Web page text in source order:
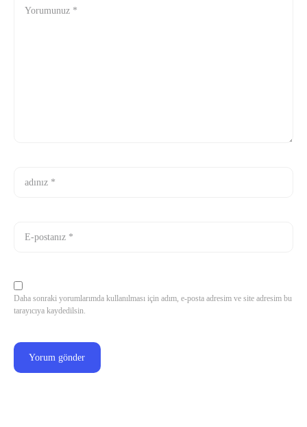
Daha sonraki yorumlarımda kullanılması için adım, e-posta adresim ve site adresim bu
tarayıcıya kaydedilsin.